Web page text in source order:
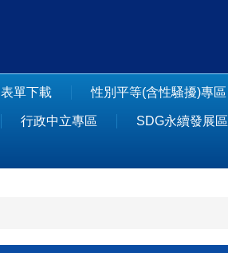
表單下載 性別平等(含性騷擾)專區
行政中立專區 SDG永續發展區